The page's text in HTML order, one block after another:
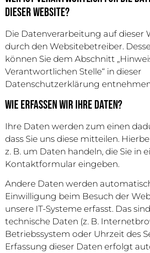
dieser Website?
Die Datenverarbeitung auf dieser
durch den Websitebetreiber.
können Sie dem Abschnitt
Verantwortlichen Stelle“ in dieser
Datenschutzerklärung
Wie erfassen wir Ihre Daten?
Ihre Daten werden zum einen
dass Sie uns diese mitteilen.
z. B. um Daten handeln, die Sie in
Kontaktformular eingeben.
Andere Daten werden
Einwilligung beim Besuch der
unsere IT-Systeme erfasst. Das
technische Daten (z. B.
Betriebssystem oder Uhrzeit des
Erfassung dieser Daten erfolgt